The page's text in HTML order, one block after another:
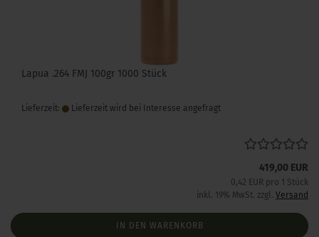
Lapua .264 FMJ 100gr 1000 Stück
Lieferzeit: Lieferzeit wird bei Interesse angefragt
419,00 EUR
0,42 EUR pro 1 Stück
inkl. 19% MwSt. zzgl. Versand
IN DEN WARENKORB